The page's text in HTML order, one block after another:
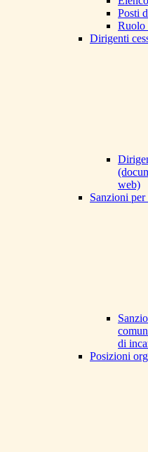
Posti
Ruolo
Dirigenti
web)
Sanzioni
di
Posizioni